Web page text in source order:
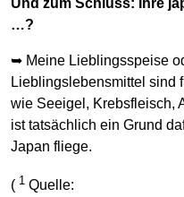
…?
➥ Meine Lieblingsspeise
Lieblingslebensmittel sind
wie Seeigel, Krebsfleisch,
ist tatsächlich ein Grund
Japan fliege.
( 1 Quelle: